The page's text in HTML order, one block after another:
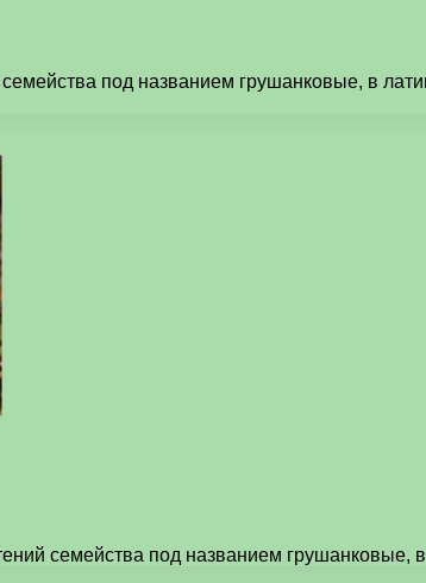
под названием грушанковые, в
семейства под названием